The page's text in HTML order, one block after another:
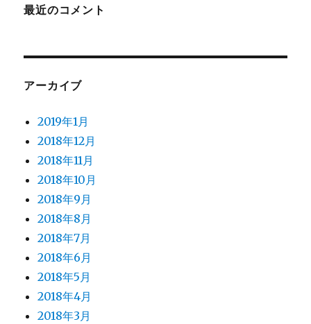
最近のコメント
アーカイブ
2019年1月
2018年12月
2018年11月
2018年10月
2018年9月
2018年8月
2018年7月
2018年6月
2018年5月
2018年4月
2018年3月